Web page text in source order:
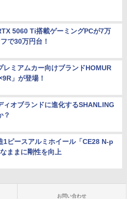
5060 Ti搭載ゲーミングPCが7万
で30万円台！
レミアムカー向けブランドHOMUR
」が登場！
ィオブランドに進化するSHANLING
？
1ピースアルミホイール「CE28 N-p
ままに剛性を向上
お問い合わせ